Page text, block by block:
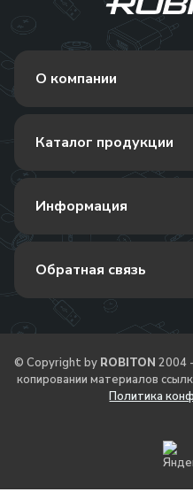
О компании
Каталог продукции
Информация
Обратная связь
© Copyright by ROBITON 2004
копировании материалов
Политика